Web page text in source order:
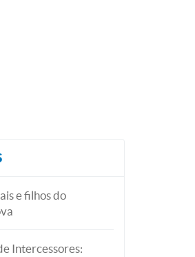
e filhos do
Intercessores: